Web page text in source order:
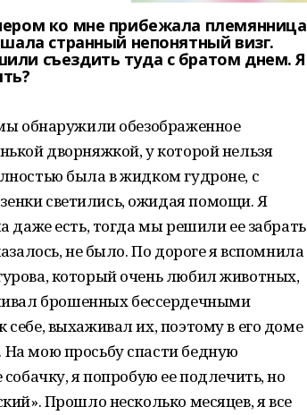
ко мне прибежала племянница
странный непонятный визг.
съездить туда с братом днем. Я
обнаружили обезображенное
дворняжкой, у которой нельзя
была в жидком гудроне, с
светились, ожидая помощи. Я
даже есть, тогда мы решили ее забрать
не было. По дороге я вспомнила
который очень любил животных,
брошенных бессердечными
выхаживал их, поэтому в его доме
мою просьбу спасти бедную
я попробую ее подлечить, но
Прошло несколько месяцев, я все